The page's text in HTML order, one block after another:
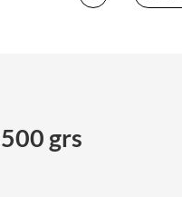
grs